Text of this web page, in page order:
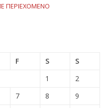
ΠΕΡΙΕΧΟΜΕΝΟ
F S
S
1
2
7 8
9